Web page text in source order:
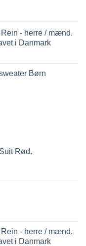
- herre / mænd.
i Danmark
Børn
Rød.
- herre / mænd.
i Danmark